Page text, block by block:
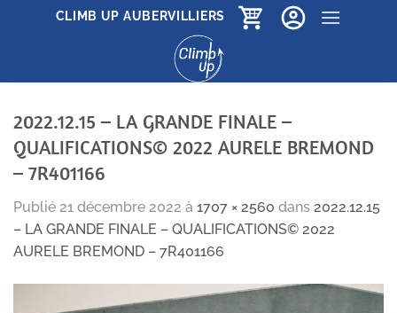
CLIMB UP AUBERVILLIERS
2022.12.15 – LA GRANDE FINALE –
QUALIFICATIONS© 2022 AURELE BREMOND
– 7R401166
Publié 21 décembre 2022 à 1707 × 2560 dans 2022.12.15
– LA GRANDE FINALE – QUALIFICATIONS© 2022
AURELE BREMOND – 7R401166